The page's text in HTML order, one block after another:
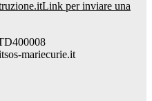
Link per inviare una
mariecurie.it